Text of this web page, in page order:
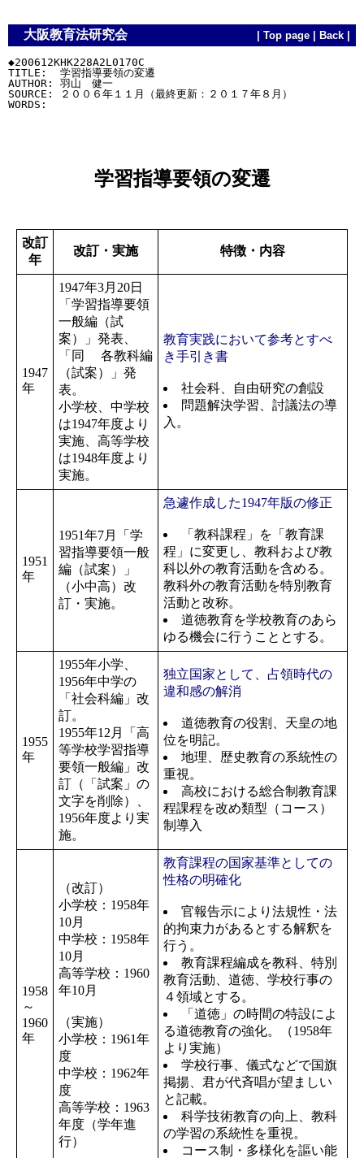
大阪教育法研究会 Top page Back
◆200612KHK228A2L0170C
TITLE:  学習指導要領の変遷
AUTHOR: 羽山　健一
SOURCE: ２００６年１１月（最終更新：２０１７年８月）
学習指導要領の変遷
改訂
年
改訂・実施 特徴・内容
1947
年
1947年3月20日
「学習指導要領
一般編（試
案）」発表、
「同 各教科編
（試案）」発
表。
小学校、中学校
は1947年度より
実施、高等学校
は1948年度より
実施。
教育実践において参考とすべ
き手引き書
社会科、自由研究の創設
問題解決学習、討議法の導
入。
1951
年
1951年7月「学
習指導要領一般
編（試案）」
（小中高）改
訂・実施。
急遽作成した1947年版の修正
「教科課程」を「教育課
程」に変更し、教科および教
科以外の教育活動を含める。
教科外の教育活動を特別教育
活動と改称。
道徳教育を学校教育のあら
ゆる機会に行うこととする。
1955
年
1955年小学、
1956年中学の
「社会科編」改
訂。
1955年12月「高
等学校学習指導
要領一般編」改
訂（「試案」の
文字を削除）、
1956年度より実
施。
独立国家として、占領時代の
違和感の解消
道徳教育の役割、天皇の地
位を明記。
地理、歴史教育の系統性の
重視。
高校における総合制教育課
程課程を改め類型（コース）
制導入
1958
～
1960
年
（改訂）
小学校：1958年
10月
中学校：1958年
10月
高等学校：1960
年10月
（実施）
小学校：1961年
度
中学校：1962年
度
高等学校：1963
年度（学年進
行）
教育課程の国家基準としての
性格の明確化
官報告示により法規性・法
的拘束力があるとする解釈を
行う。
教育課程編成を教科、特別
教育活動、道徳、学校行事の
４領域とする。
「道徳」の時間の特設によ
る道徳教育の強化。（1958年
より実施）
学校行事、儀式などで国旗
掲揚、君が代斉唱が望ましい
と記載。
科学技術教育の向上、教科
の学習の系統性を重視。
コース制・多様化を謳い能